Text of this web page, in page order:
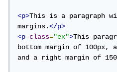
<p>This is a paragraph
margins.</p>
<p
class="ex">This
bottom margin of
and a right margin of